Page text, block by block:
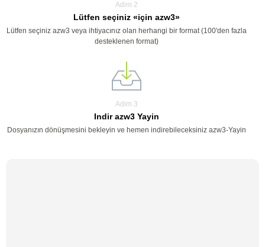
Adim 2
Lütfen seçiniz «için azw3»
Lütfen seçiniz azw3 veya ihtiyacınız olan herhangi bir format (100'den fazla
desteklenen format)
Adim 3
Indir azw3 Yayin
Dosyanızın dönüşmesini bekleyin ve hemen indirebileceksiniz azw3-Yayin